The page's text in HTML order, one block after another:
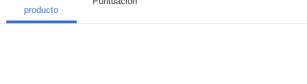
producto